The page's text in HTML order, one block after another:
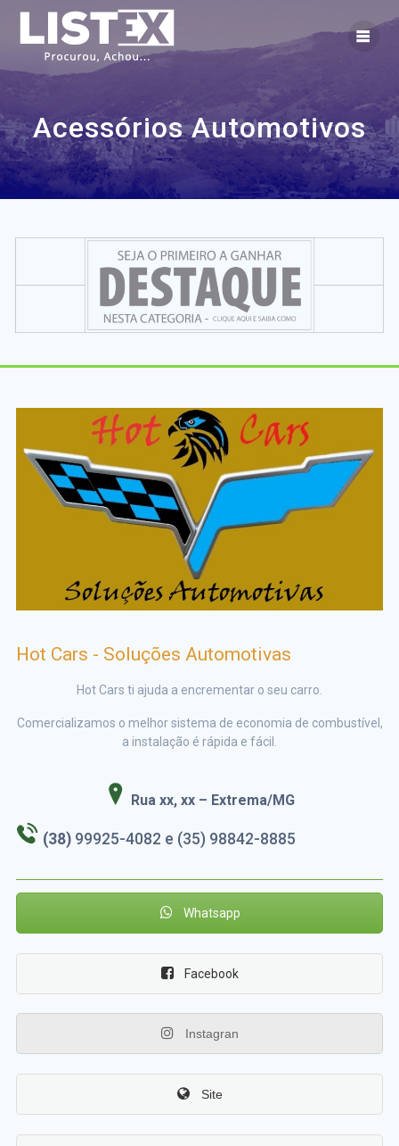
content
Acessórios Automotivos
Hot Cars - Soluções Automotivas
Hot Cars ti ajuda a encrementar o seu carro.
Comercializamos o melhor sistema de economia de combustível,
a instalação é rápida e fácil.
Rua xx, xx – Extrema/MG
(38) 99925-4082 e (35) 98842-8885
Whatsapp
Facebook
Instagran
Site